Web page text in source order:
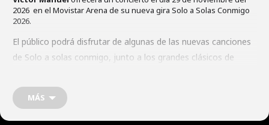
2026 en el Movistar Arena de su nueva gira Solo a Solas Conmigo
2026.
El público podrá disfrutar de algunas de las nuevas canciones
de Solo a solas conmigo, junto a los grandes clásicos de
Vítor”, “Quiero abrazarte tanto”, “Planta 14”, “Solo pienso en
ti”, “Asturias”… y muchos más.
MÁS